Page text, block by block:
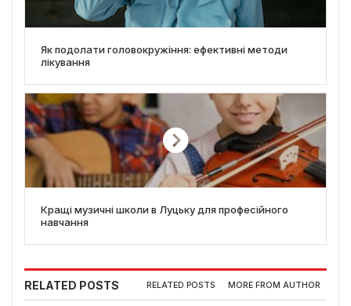
Як подолати головокружіння: ефективні методи
лікування
Кращі музичні школи в Луцьку для професійного
навчання
RELATED POSTS RELATED POSTS MORE FROM AUTHOR